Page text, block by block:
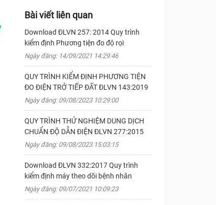
Bài viết liên quan
Download ĐLVN 257: 2014 Quy trình
kiểm định Phương tiện đo độ rọi
Ngày đăng: 14/09/2021 14:29:46
QUY TRÌNH KIỂM ĐỊNH PHƯƠNG TIỆN
ĐO ĐIỆN TRỞ TIẾP ĐẤT ĐLVN 143:2019
Ngày đăng: 09/08/2023 10:29:00
QUY TRÌNH THỬ NGHIỆM DUNG DỊCH
CHUẨN ĐỘ DẪN ĐIỆN ĐLVN 277:2015
Ngày đăng: 09/08/2023 15:03:15
Download ĐLVN 332:2017 Quy trình
kiểm định máy theo dõi bệnh nhân
Ngày đăng: 09/07/2021 10:09:23